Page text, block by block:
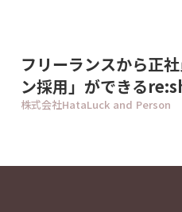
フリーランスから正
ン採用」ができる
株式会社HataLuck and Person